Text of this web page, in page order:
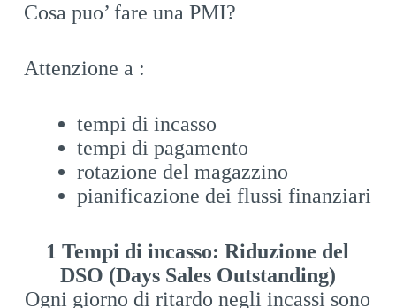
Cosa puo’ fare una PMI?
Attenzione a :
tempi di incasso
tempi di pagamento
rotazione del magazzino
pianificazione dei flussi finanziari
1 Tempi di incasso: Riduzione del
DSO (Days Sales Outstanding)
Ogni giorno di ritardo negli incassi sono